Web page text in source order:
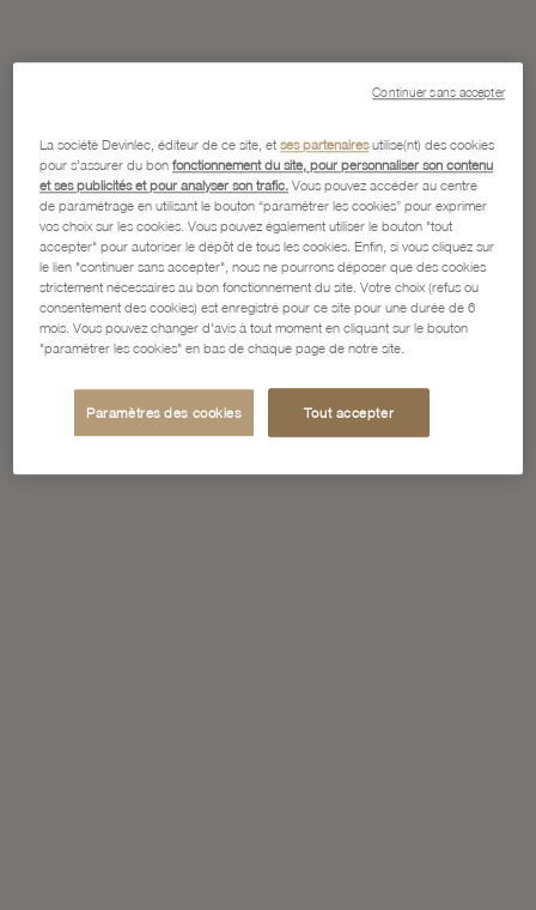
La société Devinlec, éditeur de ce site, etses partenairesutilise(nt) des cookies
pour s'assurer du bonfonctionnement du site, pour personnaliser son contenu
et ses publicités et pour analyser son trafic. Vous pouvez accéder au centre
de paramétrage en utilisant le bouton “paramétrer les cookies” pour exprimer
vos choix sur les cookies. Vous pouvez également utiliser le bouton "tout
accepter" pour autoriser le dépôt de tous les cookies. Enfin, si vous cliquez sur
le lien "continuer sans accepter", nous ne pourrons déposer que des cookies
strictement nécessaires au bon fonctionnement du site. Votre choix (refus ou
consentement des cookies) est enregistré pour ce site pour une durée de 6
mois. Vous pouvez changer d'avis à tout moment en cliquant sur le bouton
"paramétrer les cookies" en bas de chaque page de notre site.
Paramètres des cookies Tout accepter
Continuer sans accepter